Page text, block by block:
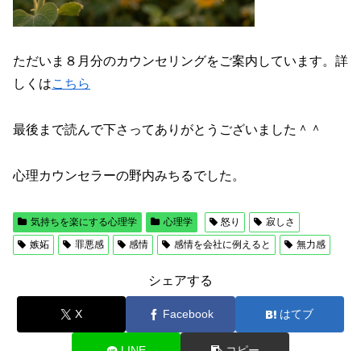
ただいま８月分のカウンセリングをご案内しています。詳
しくはこちら
最後まで読んで下さってありがとうございました＾＾
心理カウンセラーの野内みちるでした。
気持ちを楽にする心理学 心理学 怒り
寂しさ
嫉妬
罪悪感 感情 感情を会社に例えると 無力感
シェアする
X Facebook はてブ